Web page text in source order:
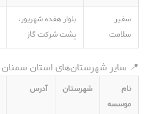
سفیر
سلامت
بلوار هفده شهریور،
پشت شرکت گاز
📍 سایر شهرستان‌های استان سمنان
نام
موسسه
شهرستان آدرس